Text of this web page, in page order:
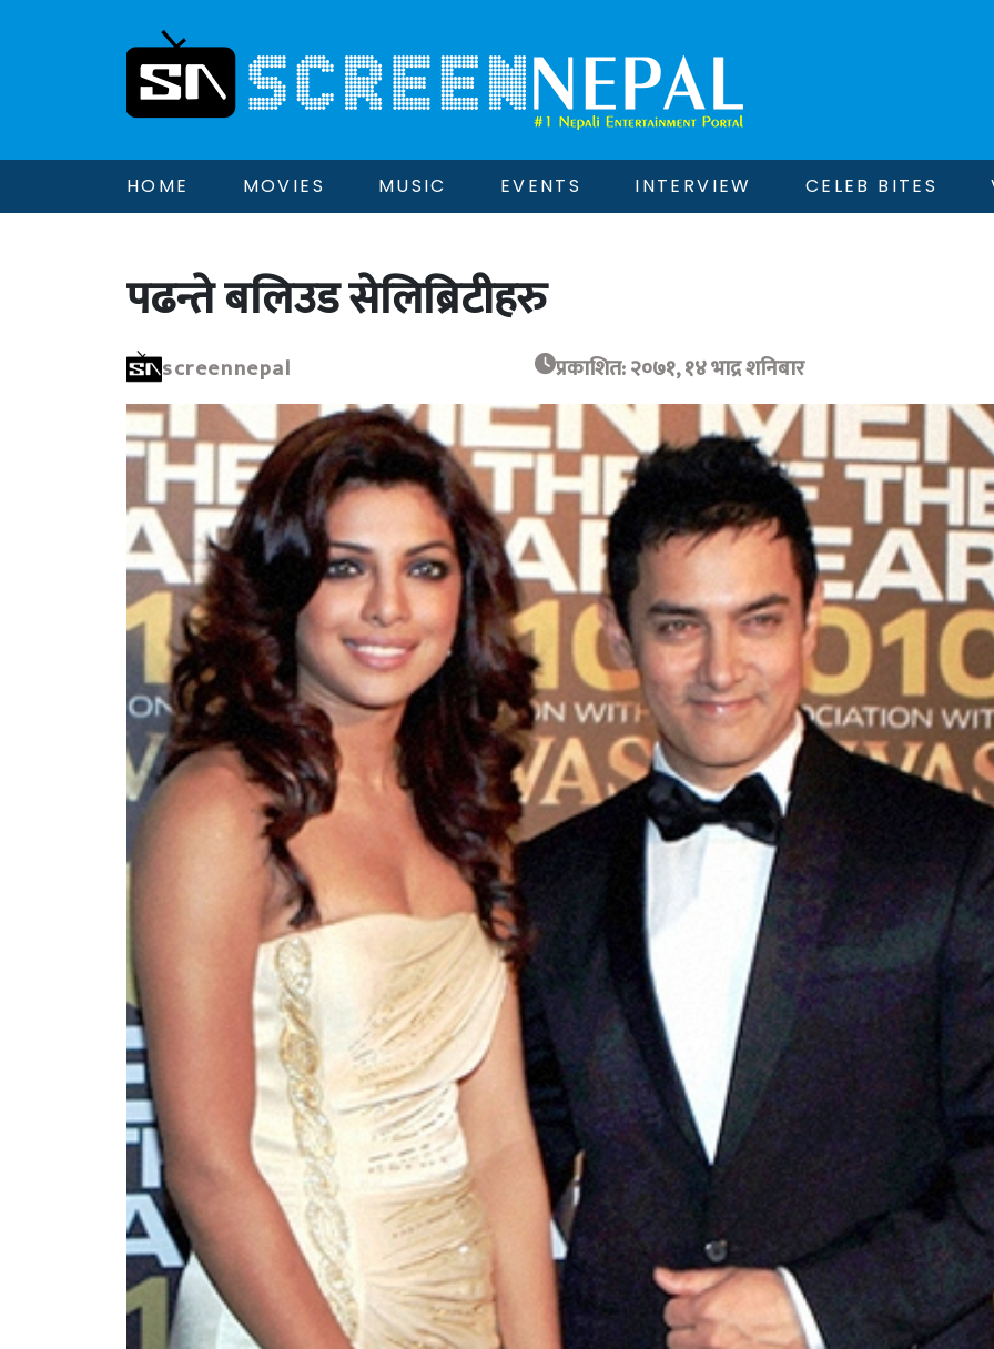
HOME MOVIES MUSIC EVENTS INTERVIEW CELEB BITES
पढन्ते बलिउड सेलिब्रिटीहरु
screennepal प्रकाशित: २०७१, १४ भाद्र शनिबार